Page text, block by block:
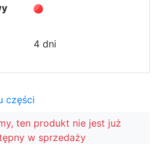
4 dni
części
ten produkt nie jest już
w sprzedaży